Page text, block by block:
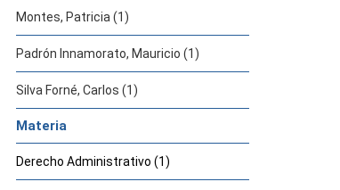
Montes, Patricia (1)
Padrón Innamorato, Mauricio (1)
Silva Forné, Carlos (1)
Materia
Derecho Administrativo (1)